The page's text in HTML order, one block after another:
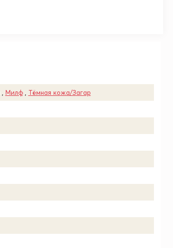
Милф, Тёмная кожа/Загар